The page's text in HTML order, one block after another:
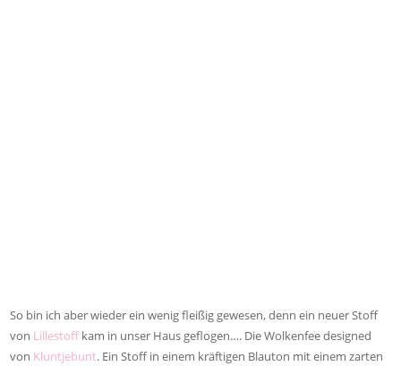
So bin ich aber wieder ein wenig fleißig gewesen, denn ein neuer Stoff
von Lillestoff kam in unser Haus geflogen…. Die Wolkenfee designed
von Kluntjebunt. Ein Stoff in einem kräftigen Blauton mit einem zarten